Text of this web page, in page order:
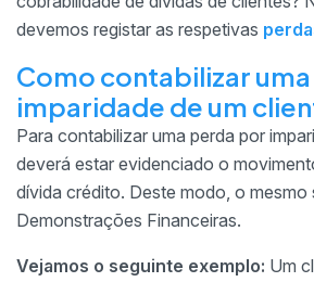
devemos registar as respetivas
Como contabilizar
imparidade de um
Para contabilizar uma perda por
deverá estar evidenciado o
dívida crédito. Deste modo, o mesmo
Demonstrações Financeiras.
Vejamos o seguinte exemplo: Um